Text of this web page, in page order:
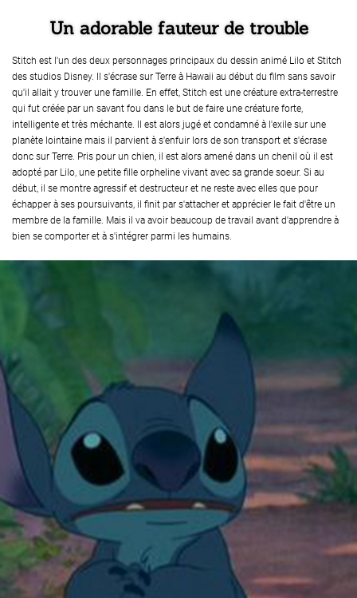
Un adorable fauteur de trouble
Stitch est l'un des deux personnages principaux du dessin animé Lilo et Stitch
des studios Disney. Il s'écrase sur Terre à Hawaii au début du film sans savoir
qu'il allait y trouver une famille. En effet, Stitch est une créature extra-terrestre
qui fut créée par un savant fou dans le but de faire une créature forte,
intelligente et très méchante. Il est alors jugé et condamné à l'exile sur une
planète lointaine mais il parvient à s'enfuir lors de son transport et s'écrase
donc sur Terre. Pris pour un chien, il est alors amené dans un chenil où il est
adopté par Lilo, une petite fille orpheline vivant avec sa grande soeur. Si au
début, il se montre agressif et destructeur et ne reste avec elles que pour
échapper à ses poursuivants, il finit par s'attacher et apprécier le fait d'être un
membre de la famille. Mais il va avoir beaucoup de travail avant d'apprendre à
bien se comporter et à s'intégrer parmi les humains.